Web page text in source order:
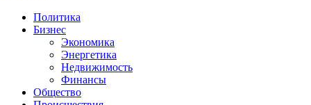
Политика
Бизнес
Экономика
Энергетика
Недвижимость
Финансы
Общество